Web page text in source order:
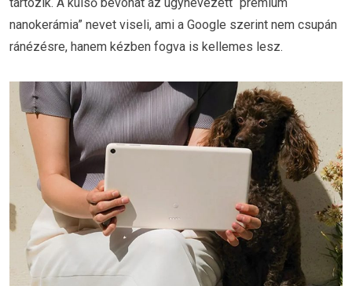
tartozik. A külső bevonat az úgynevezett “prémium
nanokerámia” nevet viseli, ami a Google szerint nem csupán
ránézésre, hanem kézben fogva is kellemes lesz.